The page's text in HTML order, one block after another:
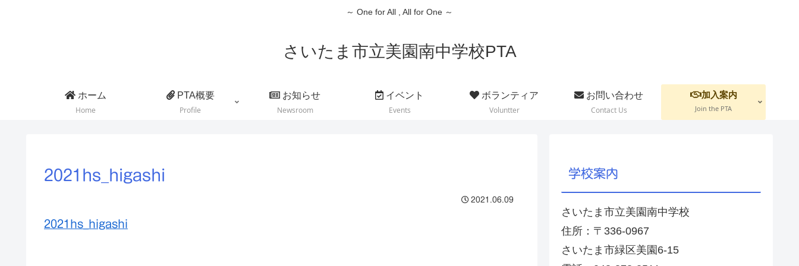
～ One for All , All for One ～
さいたま市立美園南中学校PTA
ホーム
Home
PTA概要
Profile
お知らせ
Newsroom
イベント
Events
ボランティア
Voluntter
お問い合わせ
Contact Us
加入案内
Join the PTA
2021hs_higashi
2021.06.09
2021hs_higashi
学校案内
さいたま市立美園南中学校
住所：〒336-0967
さいたま市緑区美園6-15